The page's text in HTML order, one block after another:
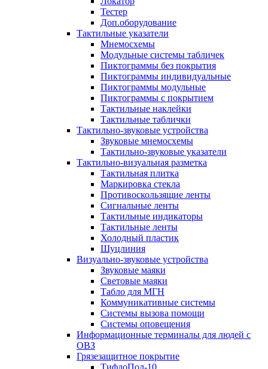
Тестер
Доп.оборудование
Тактильные указатели
Мнемосхемы
Модульные системы табличек
Пиктограммы без покрытия
Пиктограммы индивидуальные
Пиктограммы модульные
Пиктограммы с покрытием
Тактильные наклейки
Тактильные таблички
Тактильно-звуковые устройства
Звуковые мнемосхемы
Тактильно-звуковые указатели
Тактильно-визуальная разметка
Тактильная плитка
Маркировка стекла
Противоскользящие ленты
Сигнальные ленты
Тактильные индикаторы
Тактильные ленты
Холодный пластик
Шуцлиния
Визуально-звуковые устройства
Звуковые маяки
Световые маяки
Табло для МГН
Коммуникативные системы
Системы вызова помощи
Системы оповещения
Информационные терминалы для людей с
ОВЗ
Грязезащитное покрытие